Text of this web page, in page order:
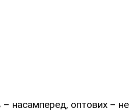
– насамперед, оптових – не